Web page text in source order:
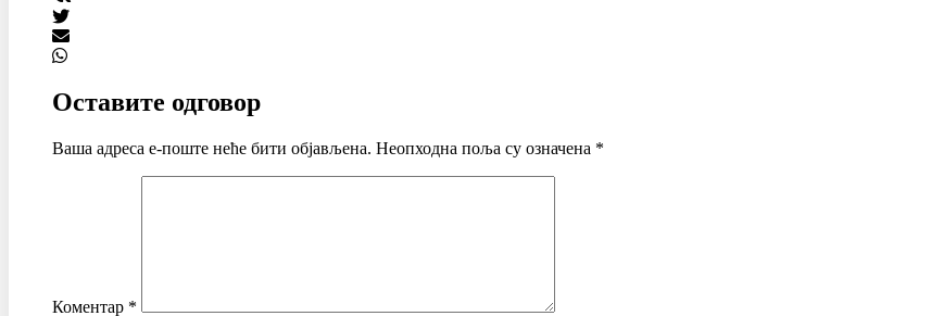
Оставите одговор
Ваша адреса е-поште неће бити објављена. Неопходна поља су означена *
Коментар *